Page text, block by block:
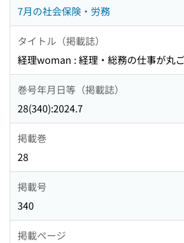
7月の社会保険・労務
タイトル（掲載誌）
経理woman : 経理・総務の仕事が丸
巻号年月日等（掲載誌）
28(340):2024.7
掲載巻
28
掲載号
340
掲載ページ